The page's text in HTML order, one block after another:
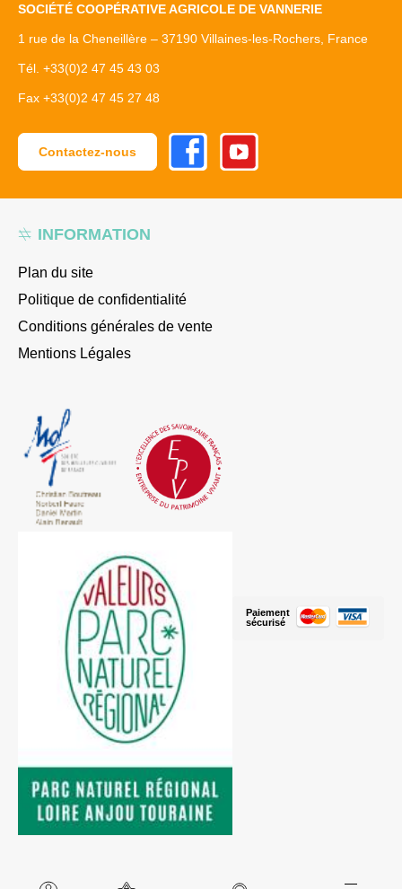
INFORMATION
Plan du site
Politique de confidentialité
Conditions générales de vente
Mentions Légales
SOCIÉTÉ COOPÉRATIVE AGRICOLE DE VANNERIE
1 rue de la Cheneillère – 37190 Villaines-les-Rochers, France
Tél. +33(0)2 47 45 43 03
Fax +33(0)2 47 45 27 48
Paiement
sécurisé
Contactez-nous
FacebookYoutube